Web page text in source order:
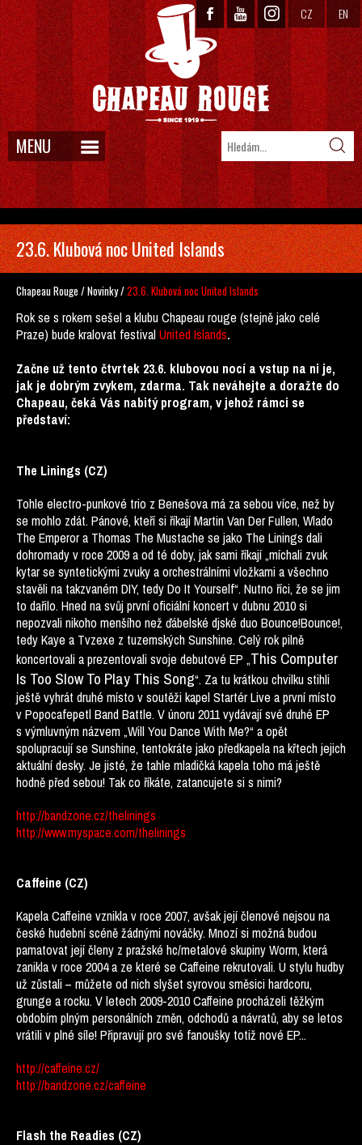
CZ EN
MENU
23.6. Klubová noc United Islands
Chapeau Rouge /Novinky/23.6. Klubová noc United Islands
Rok se s rokem sešel a klubu Chapeau rouge (stejně jako celé
Praze) bude kralovat festivalUnited Islands.
Začne už tento čtvrtek 23.6. klubovou nocí a vstup na ni je,
jak je dobrým zvykem, zdarma. Tak neváhejte a doražte do
Chapeau, čeká Vás nabitý program, v jehož rámci se
představí:
The Linings (CZ)
Tohle electro-punkové trio z Benešova má za sebou více, než by
se mohlo zdát. Pánové, kteří si říkají Martin Van Der Fullen, Wlado
The Emperor a Thomas The Mustache se jako The Linings dali
dohromady v roce 2009 a od té doby, jak sami říkají „míchali zvuk
kytar se syntetickými zvuky a orchestrálními vložkami a všechno
stavěli na takzvaném DIY, tedy Do It Yourself“. Nutno říci, že se jim
to dařilo. Hned na svůj první oficiální koncert v dubnu 2010 si
nepozvali nikoho menšího než ďábelské djské duo Bounce!Bounce!,
tedy Kaye a Tvzexe z tuzemských Sunshine. Celý rok pilně
koncertovali a prezentovali svoje debutové EP „This Computer
Is Too Slow To Play This Song“. Za tu krátkou chvilku stihli
ještě vyhrát druhé místo v soutěži kapel Startér Live a první místo
v Popocafepetl Band Battle. V únoru 2011 vydávají své druhé EP
s výmluvným názvem „Will You Dance With Me?“ a opět
spolupracují se Sunshine, tentokráte jako předkapela na křtech jejich
aktuální desky. Je jisté, že tahle mladičká kapela toho má ještě
hodně před sebou! Tak co říkáte, zatancujete si s nimi?
http://bandzone.cz/thelinings
http://www.myspace.com/thelinings
Caffeine (CZ)
Kapela Caffeine vznikla v roce 2007, avšak její členové nejsou na
české hudební scéně žádnými nováčky. Mnozí si možná budou
pamatovat její členy z pražské hc/metalové skupiny Worm, která
zanikla v roce 2004 a ze které se Caffeine rekrutovali. U stylu hudby
už zůstali – můžete od nich slyšet syrovou směsici hardcoru,
grunge a rocku. V letech 2009-2010 Caffeine procházeli těžkým
obdobím plným personálních změn, odchodů a návratů, aby se letos
vrátili v plné síle! Připravují pro své fanoušky totiž nové EP...
http://caffeine.cz/
http://bandzone.cz/caffeine
Flash the Readies (CZ)